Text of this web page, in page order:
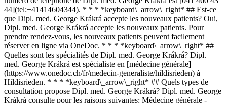
44](tel:+41414604344). * * * *keyboard\_arrow\_right* ## Est-ce
que Dipl. med. George Krákrá accepte les nouveaux patients? Oui,
Dipl. med. George Krákrá accepte les nouveaux patients. Pour
prendre rendez-vous, les nouveaux patients peuvent facilement
réserver en ligne via OneDoc. * * * *keyboard\_arrow\_right* ##
Quelles sont les spécialités de Dipl. med. George Krákrá? Dipl.
med. George Krákrá est spécialiste en [médecine générale]
(https://www.onedoc.ch/fr/medecin-generaliste/hildisrieden) à
Hildisrieden. * * * *keyboard\_arrow\_right* ## Quels types de
consultation propose Dipl. med. George Krákrá? Dipl. med. George
Krákrá consulte pour les raisons suivantes: Médecine générale -